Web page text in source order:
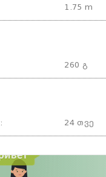
1.75 m
260 გ
: 24 თვე